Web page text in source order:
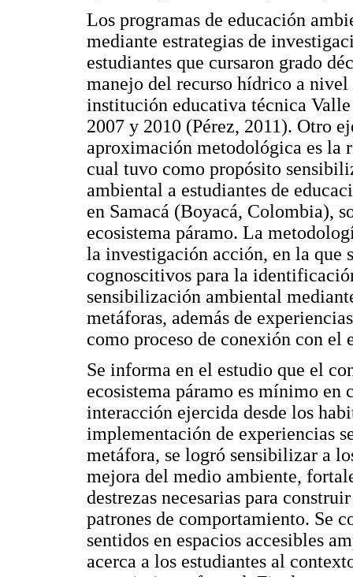
Los programas de educación
mediante estrategias de
estudiantes que cursaron grado
manejo del recurso hídrico a
institución educativa técnica
2007 y 2010 (Pérez, 2011). Otro
aproximación metodológica es la
cual tuvo como propósito
ambiental a estudiantes de
en Samacá (Boyacá, Colombia),
ecosistema páramo. La
la investigación acción, en la que
cognoscitivos para la
sensibilización ambiental
metáforas, además de
como proceso de conexión con el
Se informa en el estudio que el
ecosistema páramo es mínimo en
interacción ejercida desde los
implementación de experiencias
metáfora, se logró sensibilizar a
mejora del medio ambiente,
destrezas necesarias para
patrones de comportamiento. Se
sentidos en espacios accesibles
acerca a los estudiantes al